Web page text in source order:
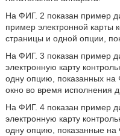
На ФИГ. 2 показан пример
пример электронной карты
страницы и одной опции,
На ФИГ. 3 показан пример
электронную карту
одну опцию, показанных
окно во время исполнения
На ФИГ. 4 показан пример
электронную карту
одну опцию, показанные